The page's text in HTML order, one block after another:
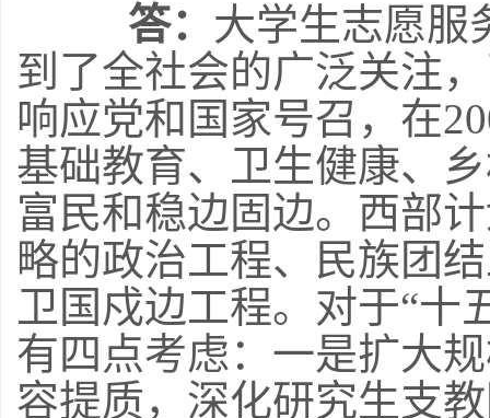
答： 大学生志愿服
到了全社会的广泛关注
响应党和国家号召，在
基础教育、卫生健康、
富民和稳边固边。西部
略的政治工程、民族团
卫国戍边工程。对于“十
有四点考虑：一是扩大
容提质，深化研究生支